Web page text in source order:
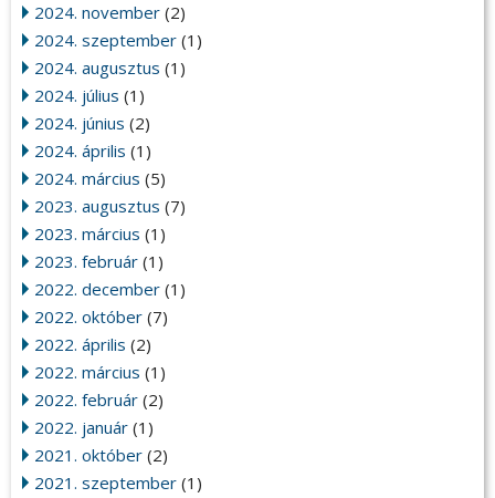
2024. november (2)
2024. szeptember (1)
2024. augusztus (1)
2024. július (1)
2024. június (2)
2024. április (1)
2024. március (5)
2023. augusztus (7)
2023. március (1)
2023. február (1)
2022. december (1)
2022. október (7)
2022. április (2)
2022. március (1)
2022. február (2)
2022. január (1)
2021. október (2)
2021. szeptember (1)